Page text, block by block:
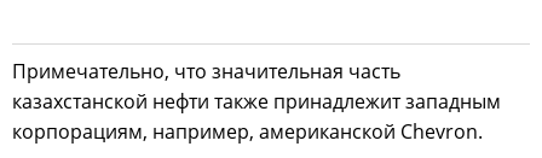
Примечательно, что значительная часть
казахстанской нефти также принадлежит западным
корпорациям, например, американской Chevron.